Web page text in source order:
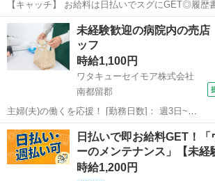
【キャッチ】 お給料は日払いでスグにGET◎履歴
OK！「ゴルフ場のフロントスタッフ」高時給1220
代～40代のスタッフが多数活躍中★ 【コメント】 製造のお仕事をお探
しの方必見！ 「...
山梨 南都留郡 その他
未経験歓迎の病院内の売店
ッフ
時給1,100円
ワタキューセイモア株式会社
南都留郡
主婦(夫)の働くを応援！ [勤務日数]： 週3日~
07:30~11:00/14:00~19:30/09:30~13:00/
どから選べます [勤務地・最寄駅]： 山梨県南都留
山梨 南都留郡 その他
日払いで即お給料GET！
ーのメンテナンス」【未
時給1,200円